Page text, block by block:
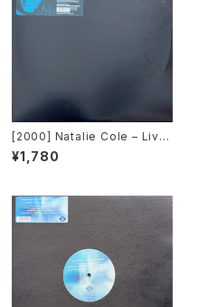
[2000] Natalie Cole – Livi
n' For Love [Elektra]
¥1,780